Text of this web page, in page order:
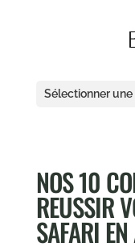
Sélectionner
NOS 10
REUSSIR
SAFARI